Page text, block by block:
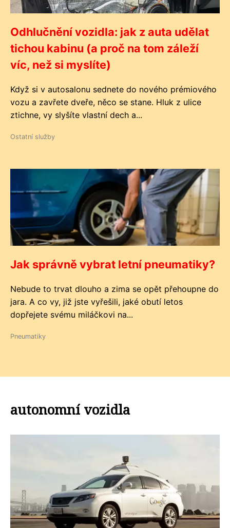
Odhlučnění vozidla: jak z auta udělat
tichou kabinu (a proč na tom záleží
víc, než si myslíte)
Když si v autosalonu sednete do nového prémiového
vozu a zavřete dveře, něco se stane. Hluk z ulice
ztichne, vy slyšíte vlastní dech a...
Ostatní služby
Jak správně vybrat letní pneumatiky?
Nebude to trvat dlouho a zima se opět přehoupne do
jara. A co vy, již jste vyřešili, jaké obutí letos
dopřejete svému miláčkovi na...
Pneumatiky
autonomní vozidla